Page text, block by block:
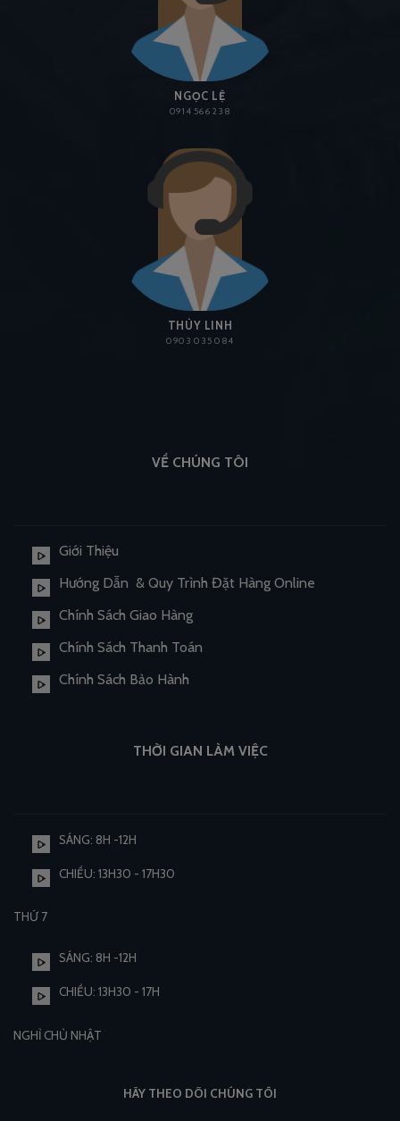
NGỌC LỆ
0914 566 238
THÙY LINH
0903 035 084
VỀ CHÚNG TÔI
Giới Thiệu
Hướng Dẫn & Quy Trình Đặt Hàng Online
Chính Sách Giao Hàng
Chính Sách Thanh Toán
Chính Sách Bảo Hành
THỜI GIAN LÀM VIỆC
SÁNG: 8H -12H
CHIỀU: 13H30 - 17H30
THỨ 7
SÁNG: 8H -12H
CHIỀU: 13H30 - 17H
NGHỈ CHỦ NHẬT
HÃY THEO DÕI CHÚNG TÔI